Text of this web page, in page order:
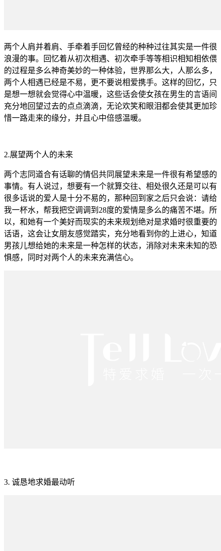
两个人肩并着肩、手牵着手回忆曾经的种种过往其实是一件很
浪漫的事。回忆着从初次相遇、初次牵手等等相识相知相依偎
的过程是多么神奇美妙的一种体验，世界那么大，人那么多，
两个人相遇已经是不易，更不要说相爱携手。这样的回忆，只
是想一想就会觉得心中温暖，这些话会使女孩在男生的言语间
充分地回望过去的点点滴滴，无论欢笑和眼泪都会使其更加珍
惜一路走来的缘分，并且心中倍感温暖。
2.展望两个人的未来
两个志同道合有话聊的情侣共同展望未来是一件很有希望感的
事情。有人说过，想要有一个就算交往、相处很久还是可以有
很多话说的爱人是十分不易的，那种回到家之后只会说：请给
我一杯水，帮我把空调调到28度的爱情是多么的痛苦不堪。所
以，和她有一个美好而现实的未来规划绝对是求婚时很重要的
话语，这会让女朋友感觉踏实，充分地看到你的上进心，知道
男孩儿想给她的未来是一种怎样的状态，消除对未来未知的恐
惧感，同时对两个人的未来充满信心。
3. 诚恳地求婚最动听